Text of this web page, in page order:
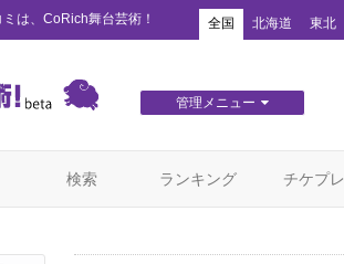
は、CoRich舞台芸術！ 全国 北海道 東北
管理メニュー
検索 ランキング チケプレ